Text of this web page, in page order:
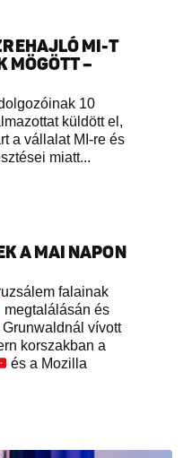
MI-T
MÖGÖTT –
10
küldött el,
a vállalat MI-re és
miatt...
A MAI NAPON
falainak
megtalálásán és
vívott
korszakban a
és a Mozilla